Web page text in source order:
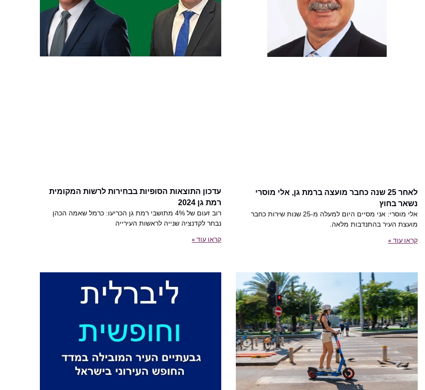
לאחר 25 שנה כחבר מועצה ברמת גן, אלי מוסרי
נשאר בחוץ
אלי מוסרי: אני מסיים היום למעלה מ-25 שנות שירות כחבר
מועצת העיר בהתנדבות מלאה.
קראו עוד »
עדכון התוצאות הסופיות בבחירות לרשות המקומית
רמת גן 2024
רוב זעום של 4% מתושבי רמת גן הכריעו: כרמל שאמה הכהן
נבחר לקדנציה שנייה לראשות העירייה
קראו עוד »